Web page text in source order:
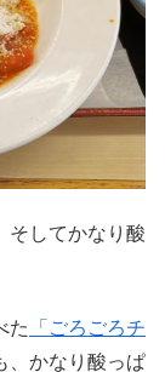
そしてかなり酸
た
「ごろごろチ
、かなり酸っぱ